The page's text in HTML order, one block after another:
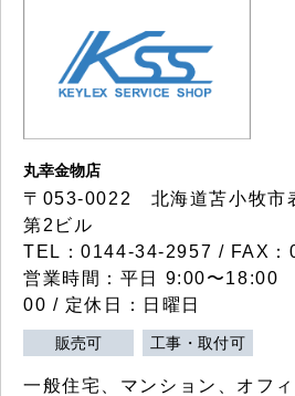
丸幸金物店
〒053-0022 北海道苫小牧
第2ビル
TEL：0144-34-2957 / FAX
営業時間：平日 9:00〜18:00
00 / 定休日：日曜日
販売可 工事・取付可
一般住宅、マンション、オフ